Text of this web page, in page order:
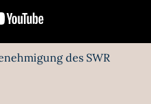
des SWR